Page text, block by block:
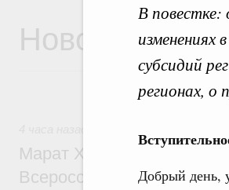
В повестке:
изменениях
субсидий
регионах, о
Добрый день,
Новости
Марат Хуснуллин провёл
Всероссийского